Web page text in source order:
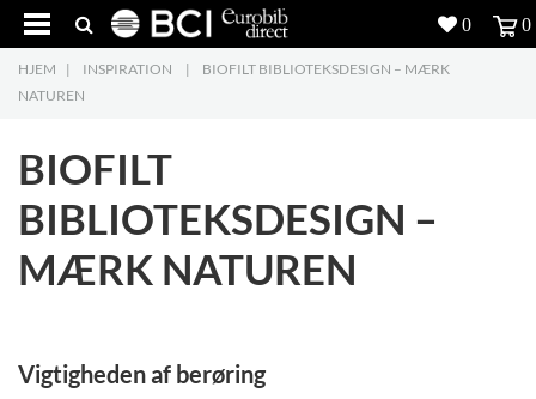
5
Produkter
Download
Kontakt os
HJEM | INSPIRATION |
BIOFILT BIBLIOTEKSDESIGN – MÆRK
NATUREN
BIOFILT
BIBLIOTEKSDESIGN –
MÆRK NATUREN
Vigtigheden af berøring
0 0